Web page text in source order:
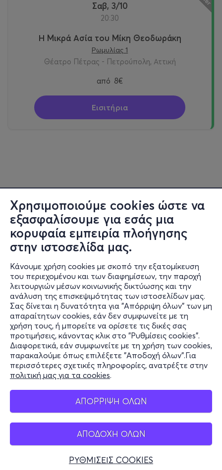
Χρησιμοποιούμε cookies ώστε να
εξασφαλίσουμε για εσάς μια
κορυφαία εμπειρία πλοήγησης
στην ιστοσελίδα μας.
Κάνουμε χρήση cookies με σκοπό την εξατομίκευση
του περιεχομένου και των διαφημίσεων, την παροχή
λειτουργιών μέσων κοινωνικής δικτύωσης και την
ανάλυση της επισκεψιμότητας των ιστοσελίδων μας.
Σας δίνεται η δυνατότητα για "Απόρριψη όλων" των μη
απαραίτητων cookies, εάν δεν συμφωνείτε με τη
χρήση τους, ή μπορείτε να ορίσετε τις δικές σας
προτιμήσεις, κάνοντας κλικ στο "Ρυθμίσεις cookies".
Διαφορετικά, εάν συμφωνείτε με τη χρήση των cookies,
παρακαλούμε όπως επιλέξετε "Αποδοχή όλων".Για
περισσότερες σχετικές πληροφορίες, ανατρέξτε στην
πολιτική μας για τα cookies.
ΑΠΟΡΡΙΨΗ ΟΛΩΝ
ΑΠΟΔΟΧΗ ΟΛΩΝ
ΡΥΘΜΙΣΕΙΣ COOKIES
Σαβ, 3/10
20:30
Η Μικρά Ασία του Μίκη Θεοδωράκη
Ρωμυλίας 1
Θέατρο Πέτρας - Πετρούπολη, Αττική
από 8€
Εισιτήρια
Πληροφορίες
Υποστήριξη
Stay Connected
Mobile app